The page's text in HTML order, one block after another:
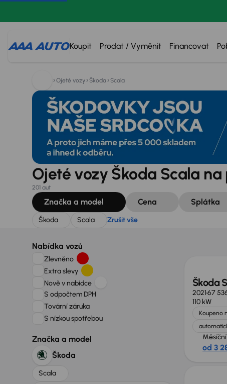
Koupit Prodat / Vyměnit Financovat
Hledáte: Zrušit vše
Ojeté vozy Škoda Scala
Ojeté vozy Škoda Scala na
201 aut
Značka a model Cena Splátka
Škoda Scala Zrušit vše
Nabídka vozů
Zlevněno
Extra slevy
Nově v nabídce
S odpočtem DPH
Tovární záruka
S nízkou spotřebou
Značka a model
Škoda
Scala
Škoda
202167
110 kW
Koupeno
od 3